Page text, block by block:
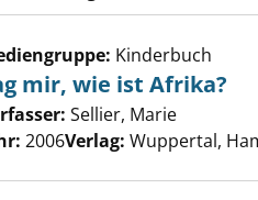
Details von Sag mir, wie ist
Kinderbuch
mir, wie ist Afrika?
Sellier, Marie
2006Verlag: Wuppertal,